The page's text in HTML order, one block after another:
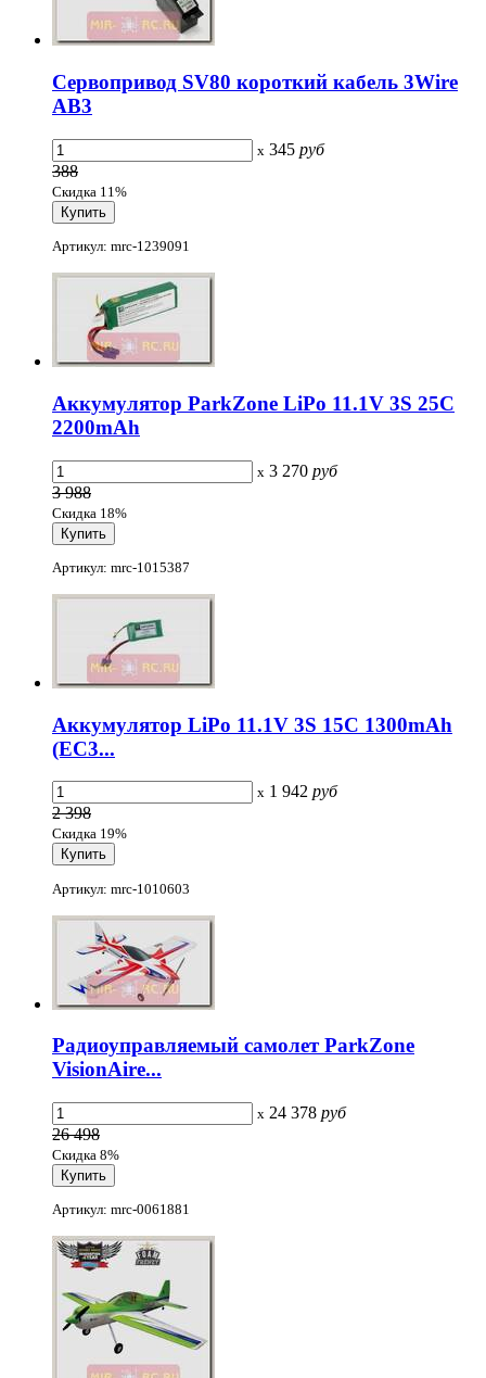
Сервопривод SV80 короткий кабель 3Wire
AB3
x 345 руб
388
Скидка 11%
Артикул: mrc-1239091
Аккумулятор ParkZone LiPo 11.1V 3S 25C
2200mAh
x 3 270 руб
3 988
Скидка 18%
Артикул: mrc-1015387
Аккумулятор LiPo 11.1V 3S 15C 1300mAh
(EC3...
x 1 942 руб
2 398
Скидка 19%
Артикул: mrc-1010603
Радиоуправляемый самолет ParkZone
VisionAire...
x 24 378 руб
26 498
Скидка 8%
Артикул: mrc-0061881